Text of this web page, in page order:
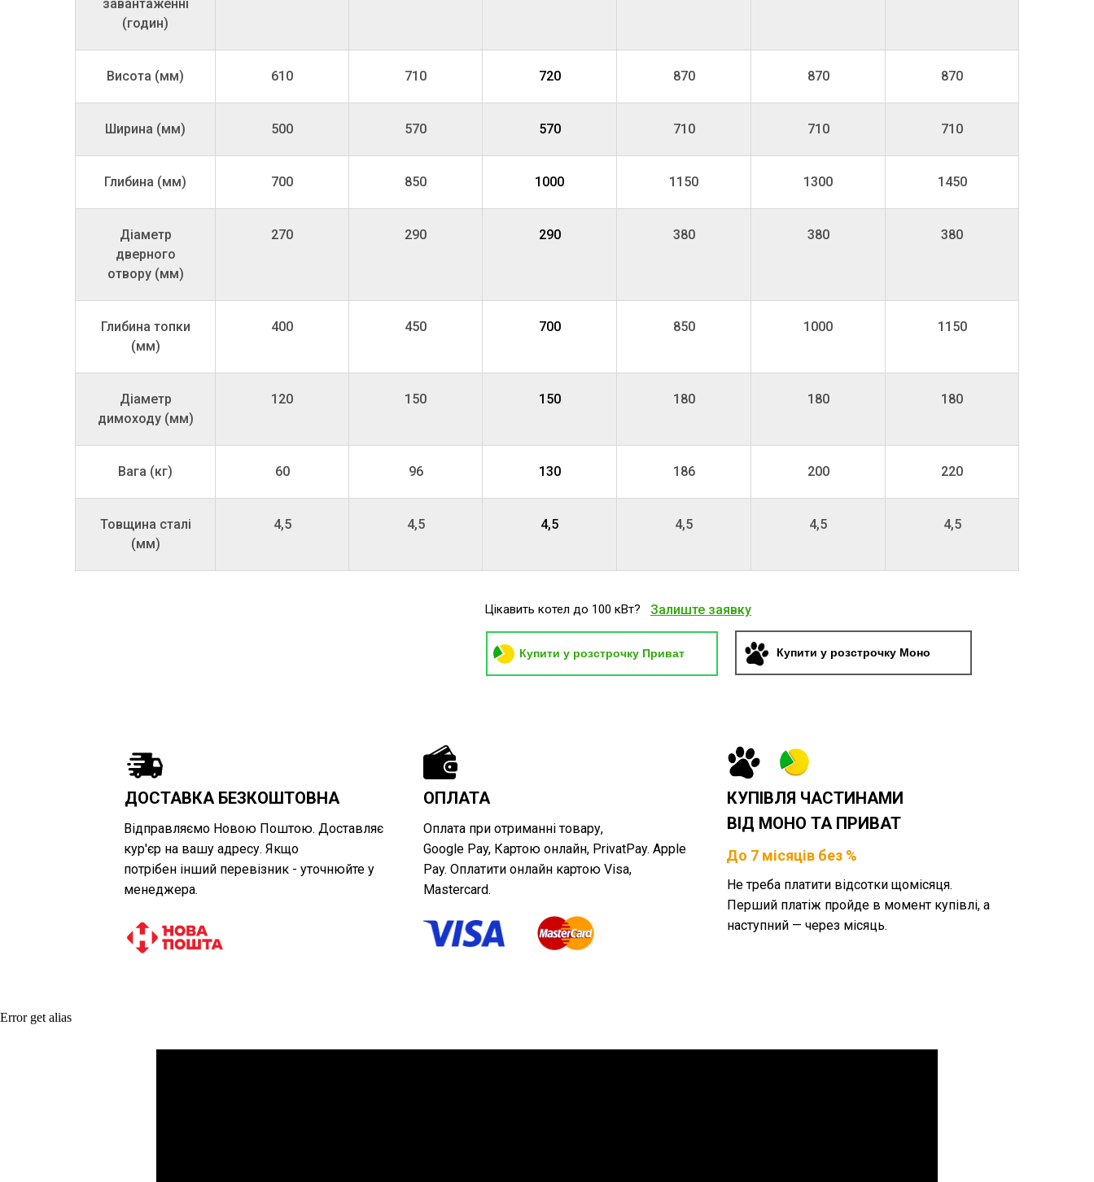
завантаженні
(годин)
Висота (мм) 610 710 720 870 870 870
Ширина (мм) 500 570 570 710 710 710
Глибина (мм) 700 850 1000 1150 1300 1450
Діаметр
дверного
отвору (мм)
270 290 290 380 380 380
Глибина топки
(мм)
400 450 700 850 1000 1150
Діаметр
димоходу (мм)
120 150 150 180 180 180
Вага (кг) 60 96 130 186 200 220
Товщина сталі
(мм)
4,5 4,5 4,5 4,5 4,5 4,5
Цікавить котел до 100 кВт? Залиште заявку
Купити у розстрочку Приват Купити у розстрочку Моно
ДОСТАВКА БЕЗКОШТОВНА
Відправляємо Новою Поштою. Доставляє
кур'єр на вашу адресу. Якщо
потрібен інший перевізник - уточнюйте у
менеджера.
ОПЛАТА
Оплата при отриманні товару,
Google Pay, Картою онлайн, PrivatPay. Apple
Pay. Оплатити онлайн картою Visa,
Mastercard.
КУПІВЛЯ ЧАСТИНАМИ
ВІД МОНО ТА ПРИВАТ
Не треба платити відсотки щомісяця.
Перший платіж пройде в момент купівлі, а
наступний — через місяць.
До 7 місяців без %
Error get alias